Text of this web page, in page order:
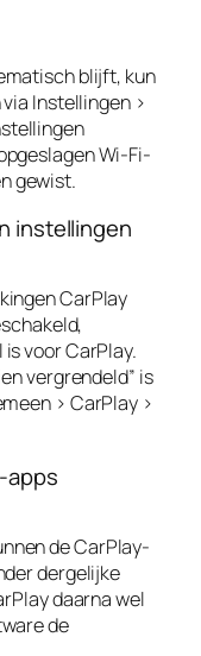
blijft, kun
Instellingen >
Wi-Fi-
gewist.
instellingen
CarPlay
voor CarPlay.
vergrendeld” is
> CarPlay >
apps
de CarPlay-
dergelijke
daarna wel
de